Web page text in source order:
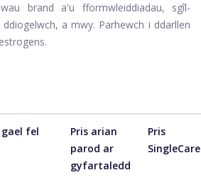
brand a'u fformwleiddiadau, sgîl-
a mwy. Parhewch i ddarllen
fel
Pris arian
parod ar
gyfartaledd
Pris
SingleCare